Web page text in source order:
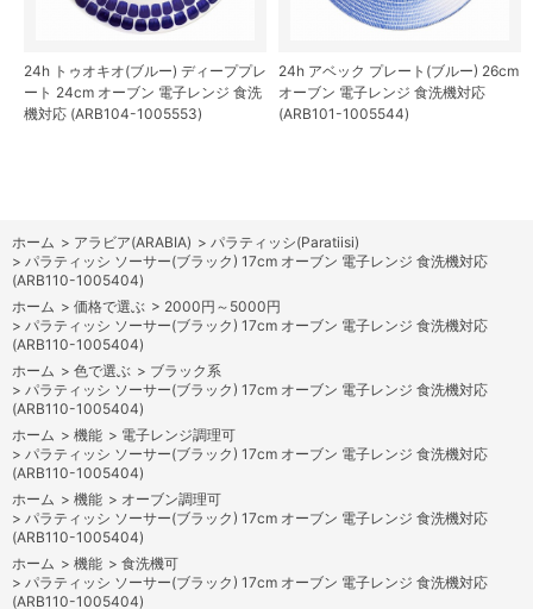
24h トゥオキオ(ブルー) ディーププレ
ート 24cm オーブン 電子レンジ 食洗
機対応 (ARB104-1005553)
24h アベック プレート(ブルー) 26cm
オーブン 電子レンジ 食洗機対応
(ARB101-1005544)
ホーム > アラビア(ARABIA) > パラティッシ(Paratiisi)
> パラティッシ ソーサー(ブラック) 17cm オーブン 電子レンジ 食洗機対応
(ARB110-1005404)
ホーム > 価格で選ぶ > 2000円～5000円
> パラティッシ ソーサー(ブラック) 17cm オーブン 電子レンジ 食洗機対応
(ARB110-1005404)
ホーム > 色で選ぶ > ブラック系
> パラティッシ ソーサー(ブラック) 17cm オーブン 電子レンジ 食洗機対応
(ARB110-1005404)
ホーム > 機能 > 電子レンジ調理可
> パラティッシ ソーサー(ブラック) 17cm オーブン 電子レンジ 食洗機対応
(ARB110-1005404)
ホーム > 機能 > オーブン調理可
> パラティッシ ソーサー(ブラック) 17cm オーブン 電子レンジ 食洗機対応
(ARB110-1005404)
ホーム > 機能 > 食洗機可
> パラティッシ ソーサー(ブラック) 17cm オーブン 電子レンジ 食洗機対応
(ARB110-1005404)